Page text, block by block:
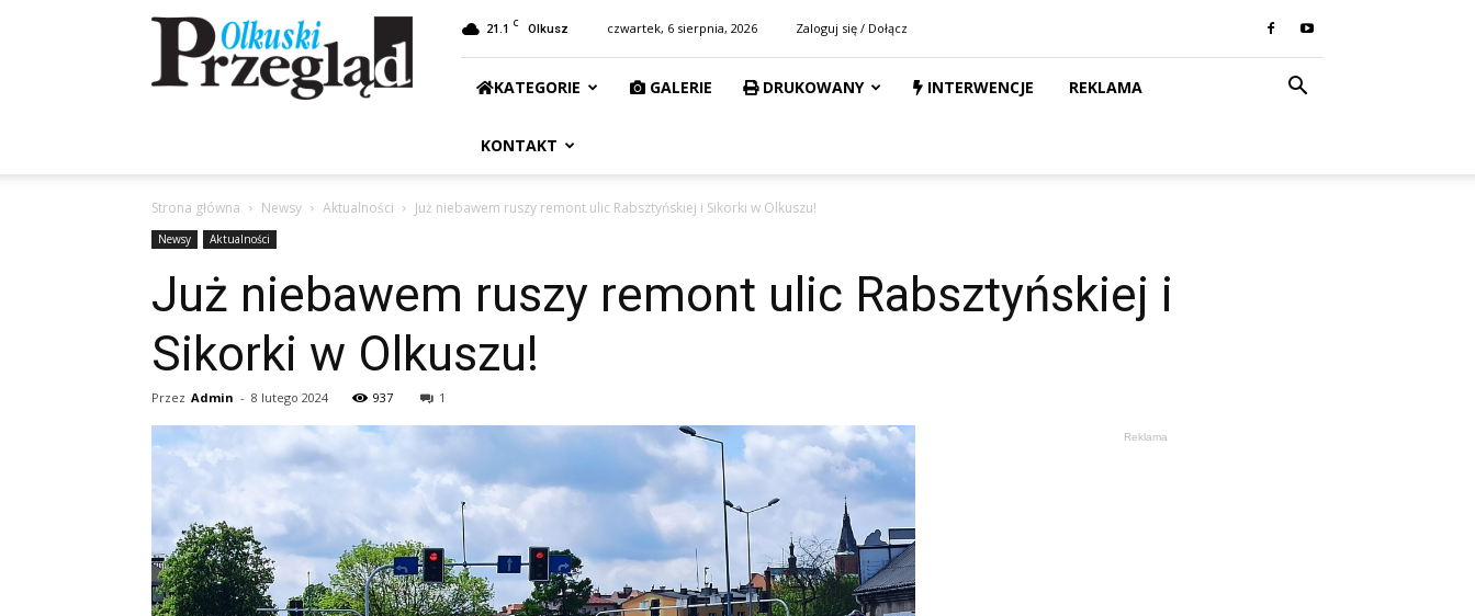
Przegląd
Olkuski
21.1 C Olkusz czwartek, 6 sierpnia, 2026 Zaloguj się / Dołącz
KATEGORIE GALERIE DRUKOWANY INTERWENCJE REKLAMA
KONTAKT
Strona główna Newsy Aktualności Już niebawem ruszy remont ulic Rabsztyńskiej i Sikorki w Olkuszu!
Newsy Aktualności
Już niebawem ruszy remont ulic Rabsztyńskiej i
Sikorki w Olkuszu!
Przez Admin - 8 lutego 2024 937 1
Reklama